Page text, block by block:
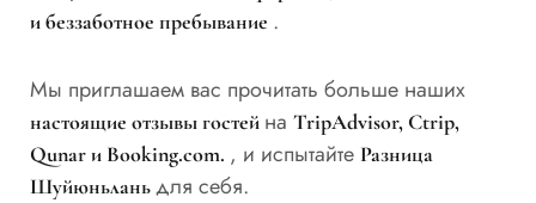
и беззаботное пребывание .
Мы приглашаем вас прочитать больше наших
настоящие отзывы гостей на TripAdvisor, Ctrip,
Qunar и Booking.com. , и испытайте Разница
Шуйюньланьдля себя.